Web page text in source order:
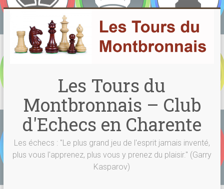
Skip
content
Les Tours du
Montbronnais – Club
d'Echecs en Charente
Les échecs : "Le plus grand jeu de l'esprit jamais inventé,
plus vous l'apprenez, plus vous y prenez du plaisir." (Garry
Kasparov)